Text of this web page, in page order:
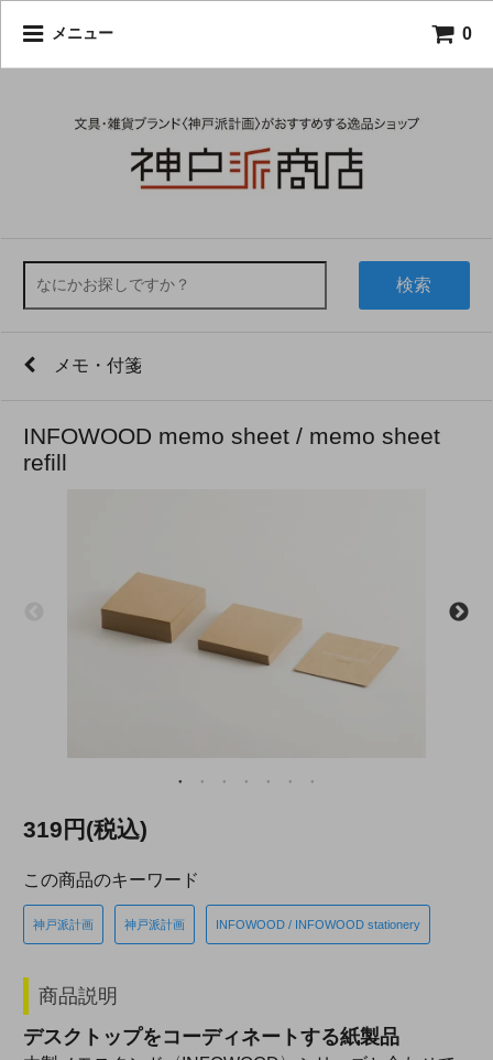
メニュー 0
検索
メモ・付箋
INFOWOOD memo sheet / memo sheet
refill
319円(税込)
この商品のキーワード
神戸派計画 神戸派計画 INFOWOOD / INFOWOOD stationery
商品説明
デスクトップをコーディネートする紙製品